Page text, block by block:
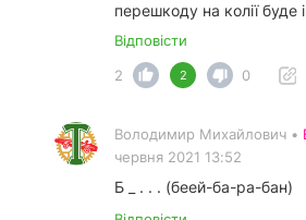
перешкоду на колії буде
Відповісти
2
2 0
Володимир Михайлович •
червня 2021 13:52
Б _ . . . (беей-ба-ра-бан)